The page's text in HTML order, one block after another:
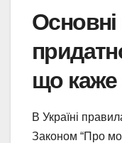
Основні
що каже
В Україні
Законом “Про